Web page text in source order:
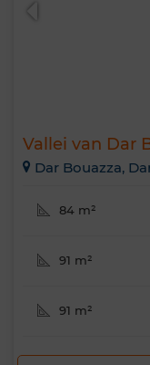
Vallei van Dar
Dar Bouazza,
84 m²
91 m²
91 m²